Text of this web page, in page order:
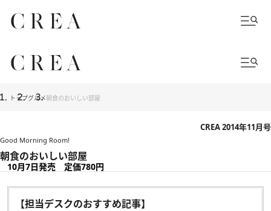
トップグルメ朝食のおいしい部屋
CREA 2014年11月号
Good Morning Room!
朝食のおいしい部屋
10月7日発売 定価780円
【担当デスクのおすすめ記事】